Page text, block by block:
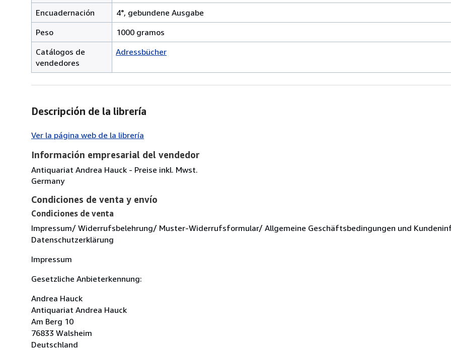
Encuadernación
4°, gebundene Ausgabe
Peso
1000 gramos
Catálogos de
vendedores
Adressbücher
Descripción de la librería
Ver la página web de la librería
Información empresarial del vendedor
Antiquariat Andrea Hauck - Preise inkl. Mwst.
Germany
Condiciones de venta y envío
Condiciones de venta
Impressum/ Widerrufsbelehrung/ Muster-Widerrufsformular/ Allgemeine Geschäftsbedingungen und
Datenschutzerklärung
Impressum
Gesetzliche Anbieterkennung:
Andrea Hauck
Antiquariat Andrea Hauck
Am Berg 10
76833 Walsheim
Deutschland